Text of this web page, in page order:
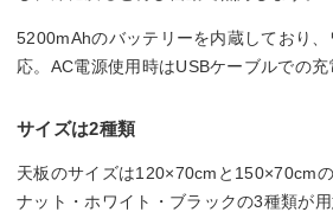
5200mAhのバッテリーを内蔵しており
応。AC電源使用時はUSBケーブルでの充
サイズは2種類
天板のサイズは120×70cmと150×70cm
ナット・ホワイト・ブラックの3種類が用